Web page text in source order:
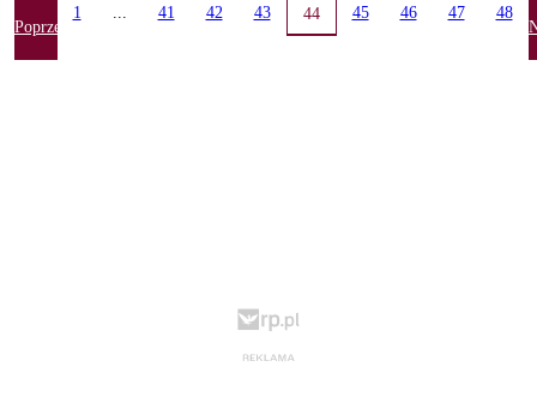
Poprzednia
1 ... 41 42 43 44 45 46 47 48